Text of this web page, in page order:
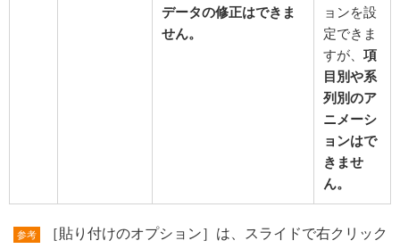
データの修正はできま
せん。
ョンを設
定できま
すが、 項
目別や系
列別のア
ニメーシ
ョンはで
きませ
ん。
参考
［貼り付けのオプション］は、スライドで右クリック